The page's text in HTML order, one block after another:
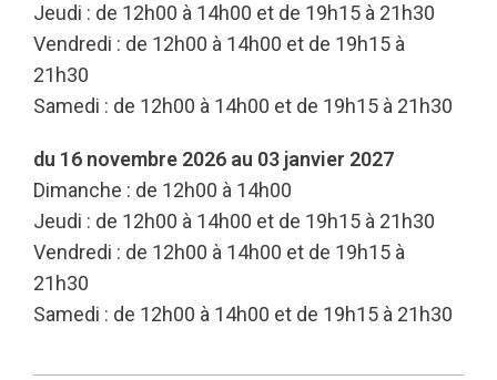
Jeudi : de 12h00 à 14h00 et de 19h15 à 21h30
Vendredi : de 12h00 à 14h00 et de 19h15 à
21h30
Samedi : de 12h00 à 14h00 et de 19h15 à 21h30
du 16 novembre 2026 au 03 janvier 2027
Dimanche : de 12h00 à 14h00
Jeudi : de 12h00 à 14h00 et de 19h15 à 21h30
Vendredi : de 12h00 à 14h00 et de 19h15 à
21h30
Samedi : de 12h00 à 14h00 et de 19h15 à 21h30